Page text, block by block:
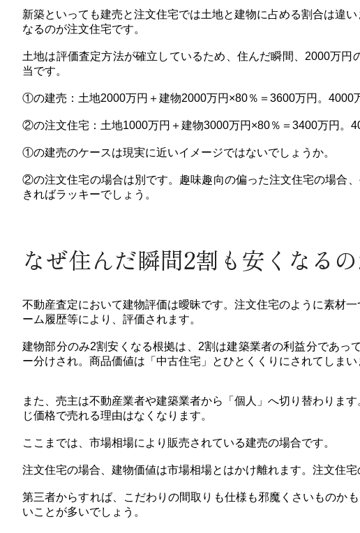
新築といっても建売と注文住宅では土地と建物に占める割合は違
なるのが注文住宅です。
土地は評価査定方法が確立しているため、住んだ瞬間、2000万
当です。
①の建売：土地2000万円＋建物2000万円×80％＝3600万円。4000
②の注文住宅：土地1000万円＋建物3000万円×80％＝3400万円。
①の建売のケースは現実に近いイメージではないでしょうか。
②の注文住宅の場合は別です。趣味趣向の偏った注文住宅の場合
きればラッキーでしょう。
なぜ住んだ瞬間2割も安くなるの
不動産査定において建物評価は曖昧です。注文住宅のように素材
ーム履歴等により、評価されます。
建物部分のみ2割安くなる根拠は、2割は建築業者の利益分であ
ー分けされ。商品価値は「中古住宅」とひとくくりにされてしまい
また、売主は不動産業者や建築業者から「個人」へ切り替わりま
じ価格で売れる理由はなくなります。
ここまでは、市場相場により販売されている建売の場合です。
注文住宅の場合、建物価値は市場相場とはかけ離れます。注文住
第三者からすれば、こだわりの間取りも仕様も邪魔くさいものか
いことが多いでしょう。